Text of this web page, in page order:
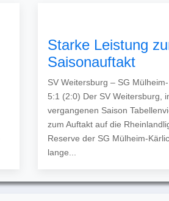
Starke Leistung
Saisonauftakt
SV Weitersburg – SG
5:1 (2:0) Der SV Weitersburg,
vergangenen Saison
zum Auftakt auf die
Reserve der SG Mülheim-
lange...